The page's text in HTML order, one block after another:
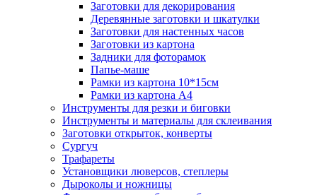
Заготовки для декорирования
Деревянные заготовки и шкатулки
Заготовки для настенных часов
Заготовки из картона
Задники для фоторамок
Папье-маше
Рамки из картона 10*15см
Рамки из картона А4
Инструменты для резки и биговки
Инструменты и материалы для склеивания
Заготовки открыток, конверты
Сургуч
Трафареты
Установщики люверсов, степлеры
Дыроколы и ножницы